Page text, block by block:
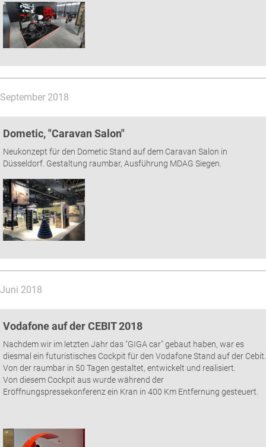
September 2018
Dometic, "Caravan Salon"
Neukonzept für den Dometic Stand auf dem Caravan Salon in
Düsseldorf. Gestaltung raumbar, Ausführung MDAG Siegen.
Juni 2018
Vodafone auf der CEBIT 2018
Nachdem wir im letzten Jahr das "GIGA car" gebaut haben, war es
diesmal ein futuristisches Cockpit für den Vodafone Stand auf der Cebit.
Von der raumbar in 50 Tagen gestaltet, entwickelt und realisiert.
Von diesem Cockpit aus wurde während der
Eröffnungspressekonferenz ein Kran in 400 Km Entfernung gesteuert.